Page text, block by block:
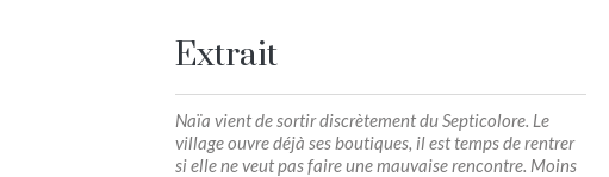
Extrait
Naïa vient de sortir discrètement du Septicolore. Le
village ouvre déjà ses boutiques, il est temps de rentrer
si elle ne veut pas faire une mauvaise rencontre. Moins